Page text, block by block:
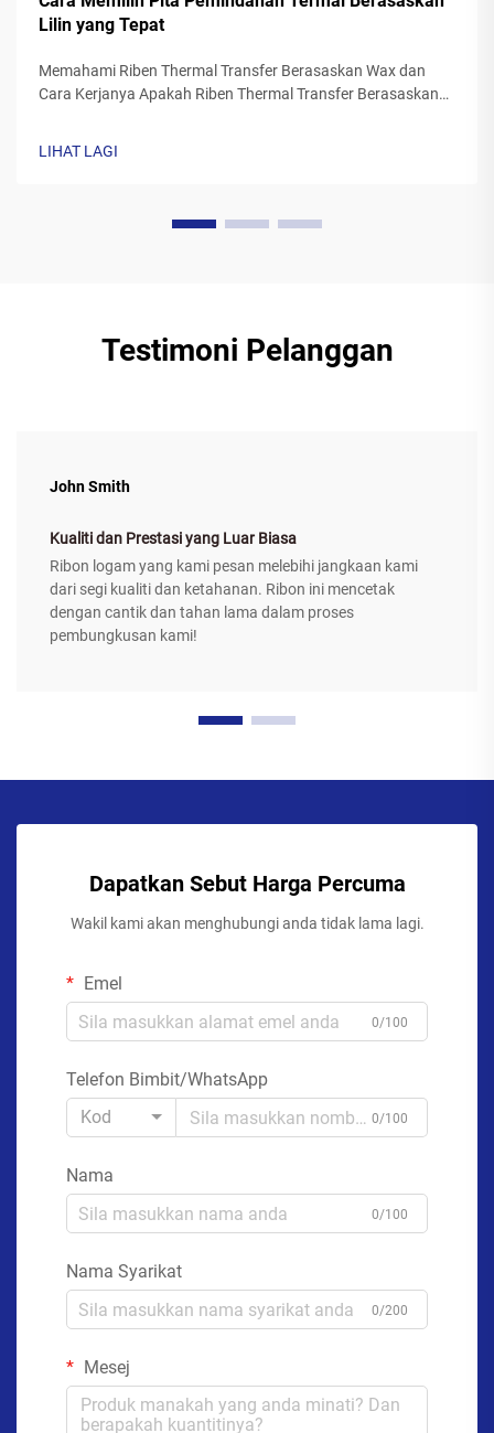
Lilin yang Tepat
Memahami Riben Thermal Transfer Berasaskan Wax dan
Cara Kerjanya Apakah Riben Thermal Transfer Berasaskan
LIHAT LAGI
Testimoni Pelanggan
John Smith
Kualiti dan Prestasi yang Luar Biasa
Ribon logam yang kami pesan melebihi jangkaan kami
dari segi kualiti dan ketahanan. Ribon ini mencetak
dengan cantik dan tahan lama dalam proses
pembungkusan kami!
Dapatkan Sebut Harga Percuma
Wakil kami akan menghubungi anda tidak lama lagi.
Emel
0/100
Telefon Bimbit/WhatsApp
Kod
0/100
Nama
0/100
Nama Syarikat
0/200
Mesej